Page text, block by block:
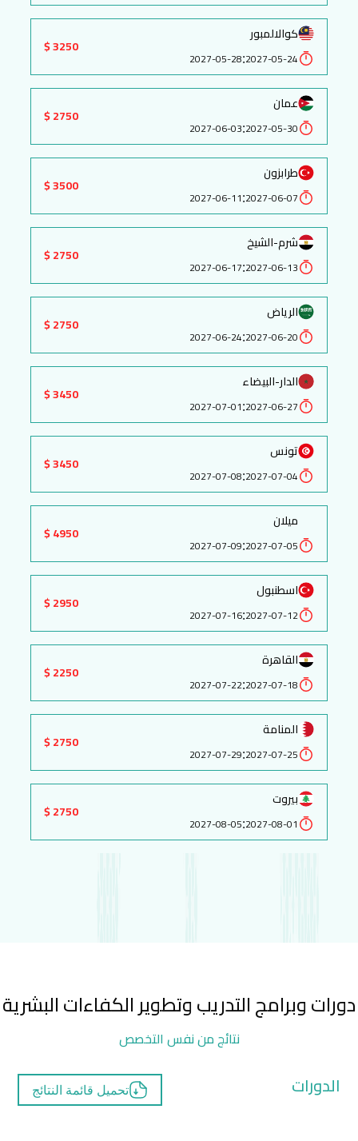
كوالالمبور
2027-05-24
:
2027-05-28
3250 $
عمان
2027-05-30
:
2027-06-03
2750 $
طرابزون
2027-06-07
:
2027-06-11
3500 $
شرم-الشيخ
2027-06-13
:
2027-06-17
2750 $
الرياض
2027-06-20
:
2027-06-24
2750 $
الدار-البيضاء
2027-06-27
:
2027-07-01
3450 $
تونس
2027-07-04
:
2027-07-08
3450 $
ميلان
2027-07-05
:
2027-07-09
4950 $
اسطنبول
2027-07-12
:
2027-07-16
2950 $
القاهرة
2027-07-18
:
2027-07-22
2250 $
المنامة
2027-07-25
:
2027-07-29
2750 $
بيروت
2027-08-01
:
2027-08-05
2750 $
دورات وبرامج التدريب وتطوير الكفاءات البشرية
نتائج من نفس التخصص
الدورات تحميل قائمة النتائج